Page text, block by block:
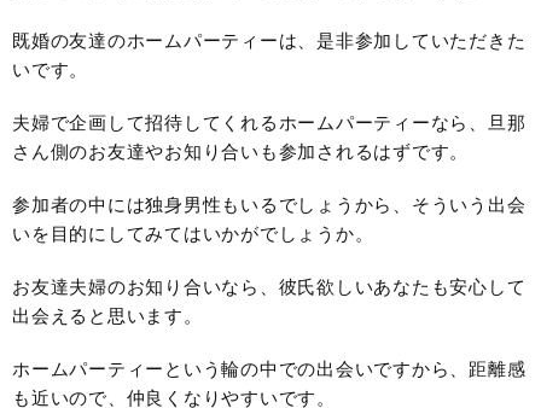
既婚の友達のホームパーティーは、是非参加していただきた
いです。
夫婦で企画して招待してくれるホームパーティーなら、旦那
さん側のお友達やお知り合いも参加されるはずです。
参加者の中には独身男性もいるでしょうから、そういう出会
いを目的にしてみてはいかがでしょうか。
お友達夫婦のお知り合いなら、彼氏欲しいあなたも安心して
出会えると思います。
ホームパーティーという輪の中での出会いですから、距離感
も近いので、仲良くなりやすいです。